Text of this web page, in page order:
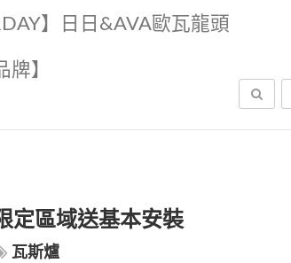
】️日日&AVA歐瓦龍頭
牌】️
搜尋
定區域送基本安裝
瓦斯爐